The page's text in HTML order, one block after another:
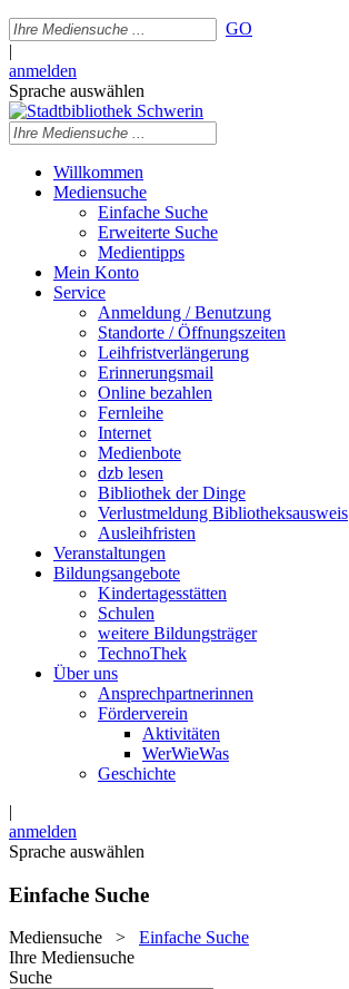
GO
|
anmelden
Sprache auswählen
Willkommen
Mediensuche
Einfache Suche
Erweiterte Suche
Medientipps
Mein Konto
Service
Anmeldung / Benutzung
Standorte / Öffnungszeiten
Leihfristverlängerung
Erinnerungsmail
Online bezahlen
Fernleihe
Internet
Medienbote
dzb lesen
Bibliothek der Dinge
Verlustmeldung Bibliotheksausweis
Ausleihfristen
Veranstaltungen
Bildungsangebote
Kindertagesstätten
Schulen
weitere Bildungsträger
TechnoThek
Über uns
Ansprechpartnerinnen
Förderverein
Aktivitäten
WerWieWas
Geschichte
|
anmelden
Sprache auswählen
Einfache Suche
Mediensuche > Einfache Suche
Ihre Mediensuche
Suche